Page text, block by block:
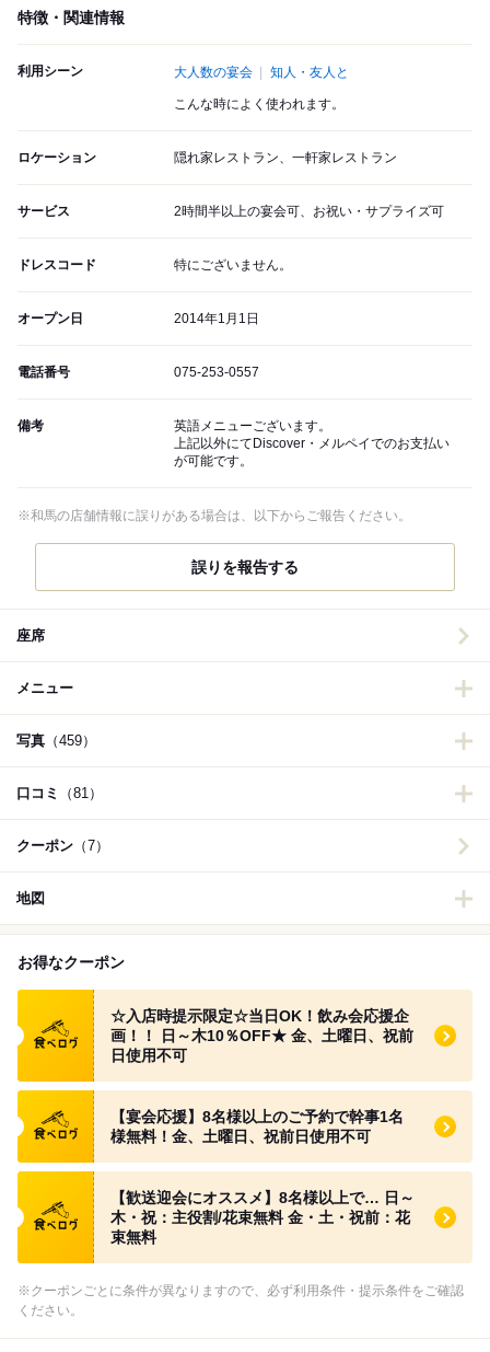
特徴・関連情報
利用シーン 大人数の宴会 知人・友人と
こんな時によく使われます。
ロケーション 隠れ家レストラン、一軒家レストラン
サービス 2時間半以上の宴会可、お祝い・サプライズ可
ドレスコード 特にございません。
オープン日 2014年1月1日
電話番号 075-253-0557
備考
英語メニューございます。
上記以外にてDiscover・メルペイでのお支払い
が可能です。
※和馬の店舗情報に誤りがある場合は、以下からご報告ください。
誤りを報告する
座席
メニュー
写真 （459）
口コミ （81）
クーポン （7）
地図
お得なクーポン
食べログ クーポン
☆入店時提示限定☆当日OK！飲み会応援企
画！！ 日～木10％OFF★ 金、土曜日、祝前
日使用不可
食べログ クーポン
【宴会応援】8名様以上のご予約で幹事1名
様無料！金、土曜日、祝前日使用不可
食べログ クーポン
【歓送迎会にオススメ】8名様以上で… 日～
木・祝：主役割/花束無料 金・土・祝前：花
束無料
※クーポンごとに条件が異なりますので、必ず利用条件・提示条件をご確認
ください。